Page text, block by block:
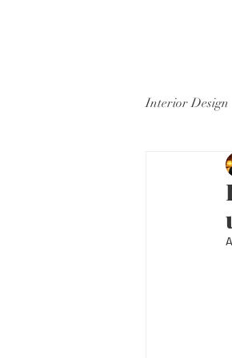
Interior Design